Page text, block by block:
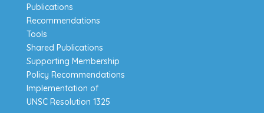
Publications
Recommendations
Tools
Shared Publications
Supporting Membership
Policy Recommendations
Implementation of
UNSC Resolution 1325